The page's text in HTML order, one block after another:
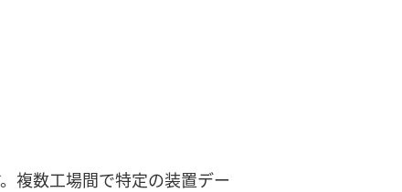
複数工場間で特定の装置デー